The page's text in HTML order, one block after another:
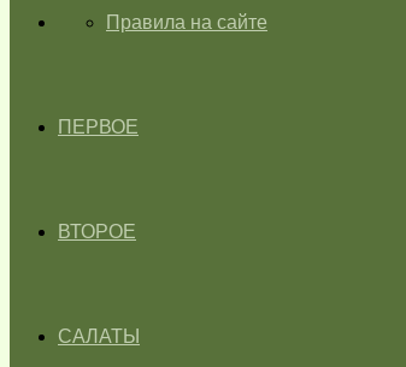
ГЛАВНАЯПравила на сайте
ПЕРВОЕ
ВТОРОЕ
САЛАТЫ